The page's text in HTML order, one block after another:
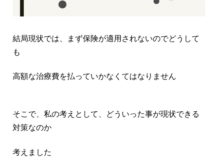
結局現状では、まず保険が適用されないのでどうして
も
高額な治療費を払っていかなくてはなりません
そこで、私の考えとして、どういった事が現状できる
対策なのか
考えました